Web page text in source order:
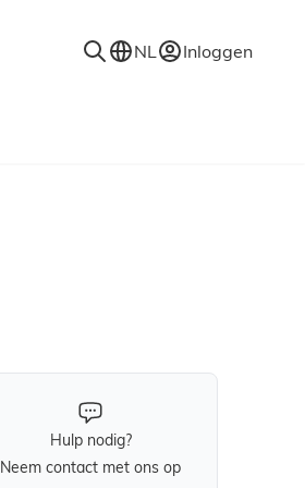
NL Inloggen
Hulp nodig?
Neem contact met ons op